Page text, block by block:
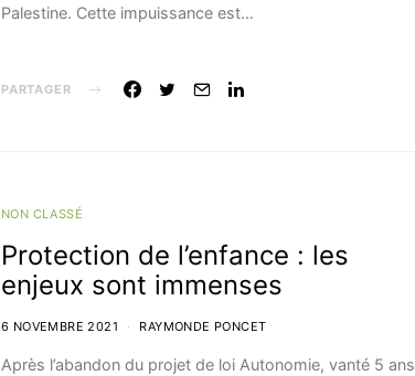
Palestine. Cette impuissance est…
PARTAGER
NON CLASSÉ
Protection de l’enfance : les
enjeux sont immenses
6 NOVEMBRE 2021 RAYMONDE PONCET
Après l’abandon du projet de loi Autonomie, vanté 5 ans